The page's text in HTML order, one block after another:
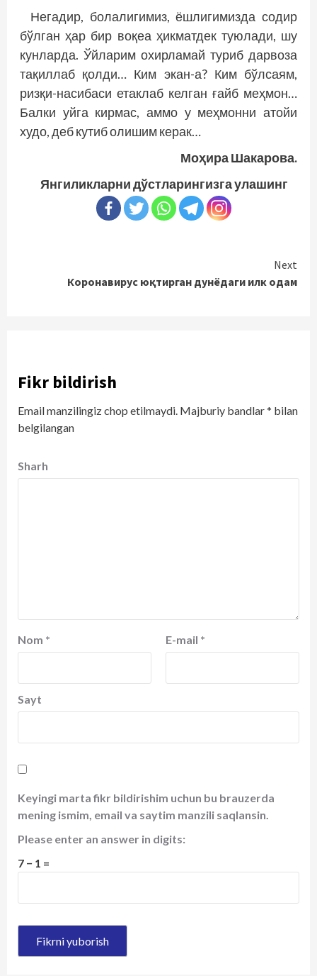
Негадир, болалигимиз, ёшлигимизда содир
бўлган ҳар бир воқеа ҳикматдек туюлади, шу
кунларда. Ўйларим охирламай туриб дарвоза
тақиллаб қолди… Ким экан-а? Ким бўлсаям,
ризқи-насибаси етаклаб келган ғайб меҳмон…
Балки уйга кирмас, аммо у меҳмонни атойи
худо, деб кутиб олишим керак…
Моҳира Шакарова.
Янгиликларни дўстларингизга улашинг
Reading
Next
Коронавирус юқтирган дунёдаги илк одам
Fikr bildirish
Email manzilingiz chop etilmaydi. Majburiy bandlar* bilan
belgilangan
Sharh
Nom * E-mail *
Sayt
Keyingi marta fikr bildirishim uchun bu brauzerda
mening ismim, email va saytim manzili saqlansin.
Please enter an answer in digits:
7 − 1 =